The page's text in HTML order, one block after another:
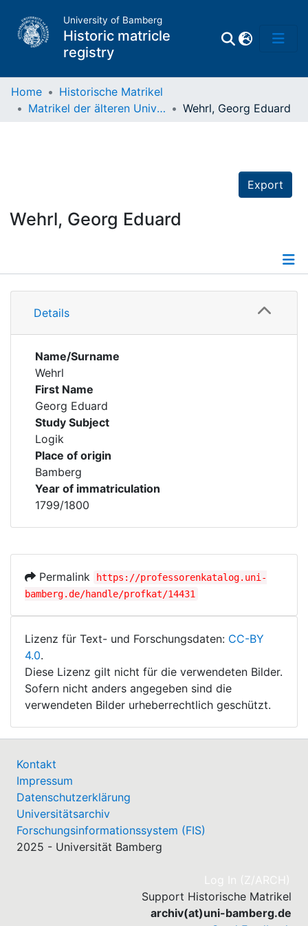
University of Bamberg
Historic matricle
registry
Home
Historische Matrikel
Matrikel der älteren Universität
Wehrl, Georg Eduard
Export
Wehrl, Georg Eduard
Details
Details
Name/Surname
Wehrl
First Name
Georg Eduard
Study Subject
Logik
Place of origin
Bamberg
Year of immatriculation
1799/1800
Permalink
https://professorenkatalog.uni-
bamberg.de/handle/profkat/14431
Lizenz für Text- und Forschungsdaten: CC-BY
4.0.
Diese Lizenz gilt nicht für die verwendeten Bilder.
Sofern nicht anders angegeben sind die
verwendeten Bilder urheberrechtlich geschützt.
Kontakt
Impressum
Datenschutzerklärung
Universitätsarchiv
Forschungsinformationssystem (FIS)
2025 - Universität Bamberg
Log In (Z/ARCH)
Support Historische Matrikel
archiv(at)uni-bamberg.de